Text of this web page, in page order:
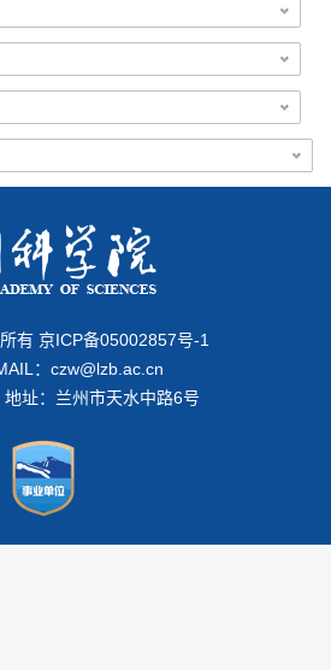
有 京ICP备05002857号-1
： czw@lzb.ac.cn
址：兰州市天水中路6号